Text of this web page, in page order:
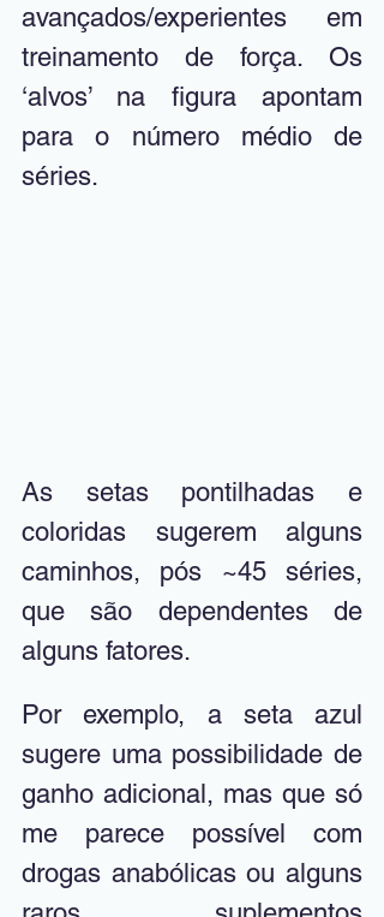
avançados/experientes em
treinamento de força. Os
‘alvos’ na figura apontam
para o número médio de
séries.
As setas pontilhadas e
coloridas sugerem alguns
caminhos, pós ~45 séries,
que são dependentes de
alguns fatores.
Por exemplo, a seta azul
sugere uma possibilidade de
ganho adicional, mas que só
me parece possível com
drogas anabólicas ou alguns